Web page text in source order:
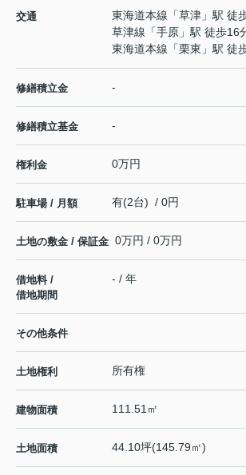
交通 東海道本線 「草津 」駅 徒
草津線 「手原 」駅 徒歩16
東海道本線 「栗東 」駅 徒
修繕積立金 -
修繕積立基金 -
権利金 0万円
駐車場 / 月額 有(2台) / 0円
土地の敷金 / 保証金 0万円 / 0万円
借地料 /
借地期間
- / 年
その他条件
土地権利 所有権
建物面積 111.51㎡
土地面積 44.10坪(145.79㎡)